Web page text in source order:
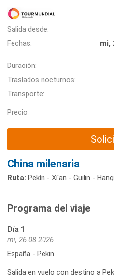
Salida desde:
Fechas:
mi,
Duración:
Traslados nocturnos:
Transporte:
Precio:
China milenaria
Ruta: Pekín - Xi'an - Guilin -
Programa del viaje
Día 1
mi, 26.08.2026
España - Pekin
Salida en vuelo con destino a